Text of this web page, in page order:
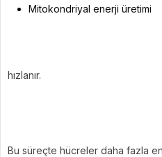
Mitokondriyal enerji üretimi
hızlanır.
Bu süreçte hücreler daha fazla